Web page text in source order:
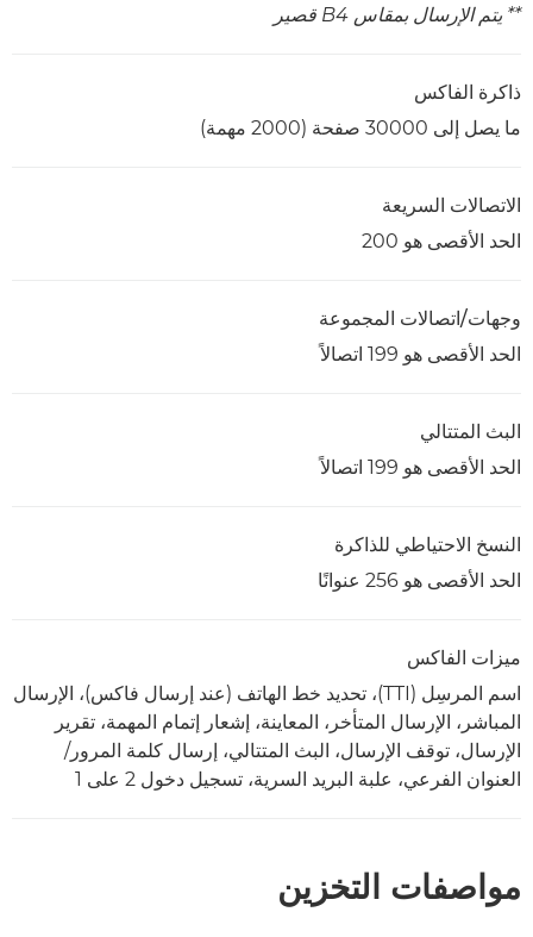
** يتم الإرسال بمقاس B4 قصير
ذاكرة الفاكس
ما يصل إلى 30000 صفحة (2000 مهمة)
الاتصالات السريعة
الحد الأقصى هو 200
وجهات/اتصالات المجموعة
الحد الأقصى هو 199 اتصالاً
البث المتتالي
الحد الأقصى هو 199 اتصالاً
النسخ الاحتياطي للذاكرة
الحد الأقصى هو 256 عنوانًا
ميزات الفاكس
اسم المرسِل (TTI)، تحديد خط الهاتف (عند إرسال فاكس)، الإرسال
المباشر، الإرسال المتأخر، المعاينة، إشعار إتمام المهمة، تقرير
الإرسال، توقف الإرسال، البث المتتالي، إرسال كلمة المرور/
العنوان الفرعي، علبة البريد السرية، تسجيل دخول 2 على 1
مواصفات التخزين